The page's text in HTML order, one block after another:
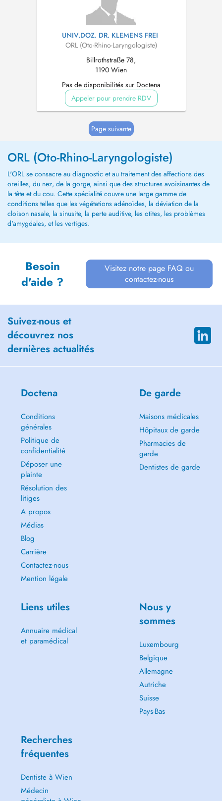
UNIV.DOZ. DR. KLEMENS FREI
ORL (Oto-Rhino-Laryngologiste)
Billrothstraße 78,
1190 Wien
Pas de disponibilités sur Doctena
Appeler pour prendre RDV
Page suivante
ORL (Oto-Rhino-Laryngologiste)
L'ORL se consacre au diagnostic et au traitement des affections des
oreilles, du nez, de la gorge, ainsi que des structures avoisinantes de
la tête et du cou. Cette spécialité couvre une large gamme de
conditions telles que les végétations adénoïdes, la déviation de la
cloison nasale, la sinusite, la perte auditive, les otites, les problèmes
d'amygdales, et les vertiges.
Besoin
d'aide ?
Visitez notre page FAQ ou
contactez-nous
Suivez-nous et
découvrez nos
dernières actualités
Doctena
Conditions
générales
Politique de
confidentialité
Déposer une
plainte
Résolution des
litiges
A propos
Médias
Blog
Carrière
Contactez-nous
Mention légale
De garde
Maisons médicales
Hôpitaux de garde
Pharmacies de
garde
Dentistes de garde
Liens utiles
Annuaire médical
et paramédical
Nous y
sommes
Luxembourg
Belgique
Allemagne
Autriche
Suisse
Pays-Bas
Recherches
fréquentes
Dentiste à Wien
Médecin